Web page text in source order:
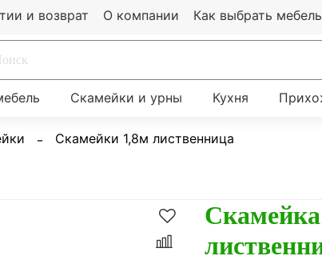
и возврат О компании Как выбрать мебель
Скамейки и урны Кухня
Скамейки 1,8м лиственница